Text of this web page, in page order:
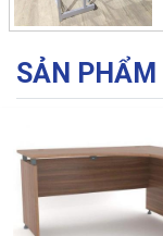
SẢN PHẨM